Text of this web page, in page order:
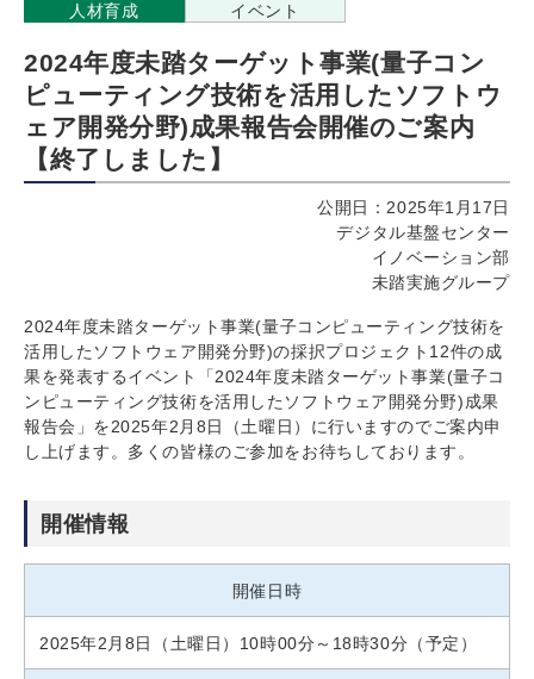
人材育成 イベント
2024年度未踏ターゲット事業(量子コン
ピューティング技術を活用したソフトウ
ェア開発分野)成果報告会開催のご案内
【終了しました】
公開日：2025年1月17日
デジタル基盤センター
イノベーション部
未踏実施グループ
2024年度未踏ターゲット事業(量子コンピューティング技術を
活用したソフトウェア開発分野)の採択プロジェクト12件の成
果を発表するイベント「2024年度未踏ターゲット事業(量子コ
ンピューティング技術を活用したソフトウェア開発分野)成果
報告会」を2025年2月8日（土曜日）に行いますのでご案内申
し上げます。多くの皆様のご参加をお待ちしております。
開催情報
開催日時
2025年2月8日（土曜日）10時00分～18時30分（予定）